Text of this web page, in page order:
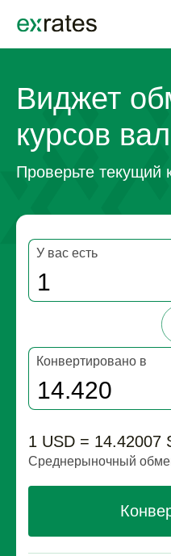
Виджет
курсов
Проверьте текущий
У вас есть
Конвертировано в
1 USD = 14.42007
Среднерыночный